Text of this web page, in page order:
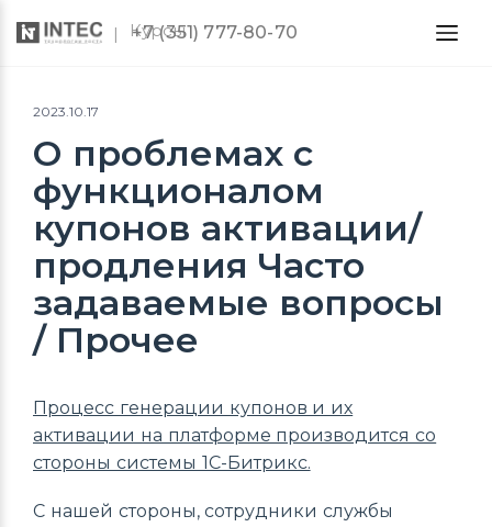
Курсы
+7 (351) 777-80-70
2023.10.17
О проблемах с
функционалом
купонов активации/
продления Часто
задаваемые вопросы
/ Прочее
Процесс генерации купонов и их
активации на платформе производится со
стороны системы 1С-Битрикс.
С нашей стороны, сотрудники службы